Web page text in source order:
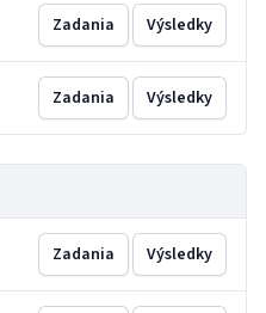
Zadania Výsledky
Zadania Výsledky
Zadania Výsledky